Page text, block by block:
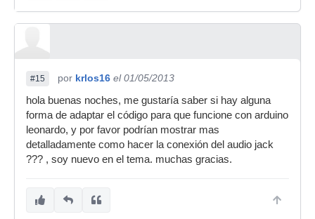
#15 por krlos16 el 01/05/2013
hola buenas noches, me gustaría saber si hay alguna
forma de adaptar el código para que funcione con arduino
leonardo, y por favor podrían mostrar mas
detalladamente como hacer la conexión del audio jack
??? , soy nuevo en el tema. muchas gracias.